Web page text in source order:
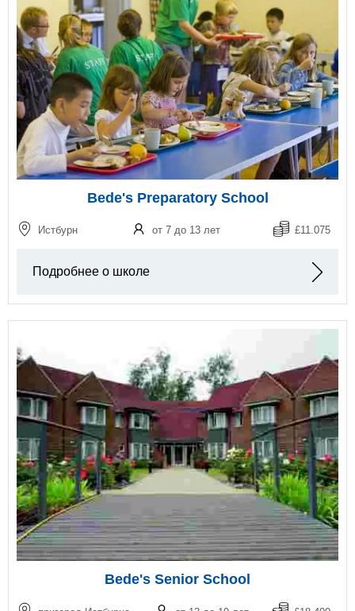
Bede's Preparatory School
Истбурн от 7 до 13 лет £11.075
Подробнее о школе
Bede's Senior School